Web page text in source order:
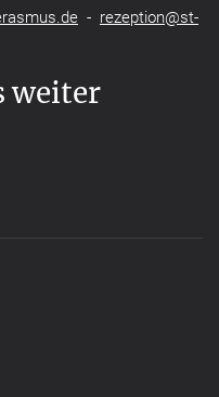
- rezeption@st-
weiter